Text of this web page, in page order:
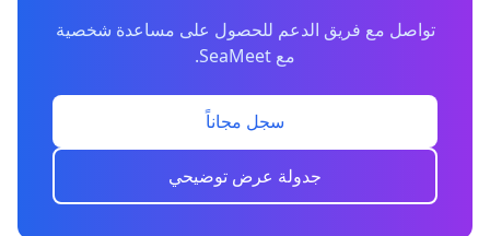
تواصل مع فريق الدعم للحصول على مساعدة شخصية
مع SeaMeet.
سجل مجاناً
جدولة عرض توضيحي